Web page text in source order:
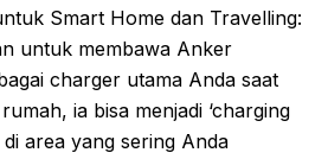
Smart Home dan Travelling:
untuk membawa Anker
charger utama Anda saat
ia bisa menjadi ‘charging
di area yang sering Anda